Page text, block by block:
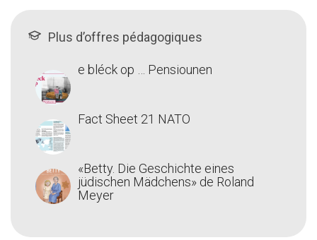
Plus d’offres pédagogiques
e bléck op … Pensiounen
Fact Sheet 21 NATO
«Betty. Die Geschichte eines
jüdischen Mädchens» de Roland
Meyer